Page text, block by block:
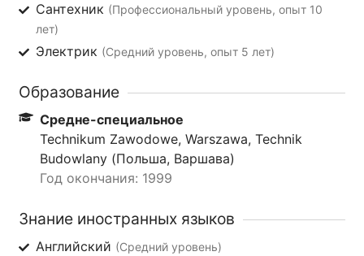
Сантехник (Профессиональный уровень, опыт 10
лет)
Электрик (Средний уровень, опыт 5 лет)
Образование
Средне-специальное
Technikum Zawodowe, Warszawa, Technik
Budowlany (Польша, Варшава)
Год окончания: 1999
Знание иностранных языков
Английский (Средний уровень)